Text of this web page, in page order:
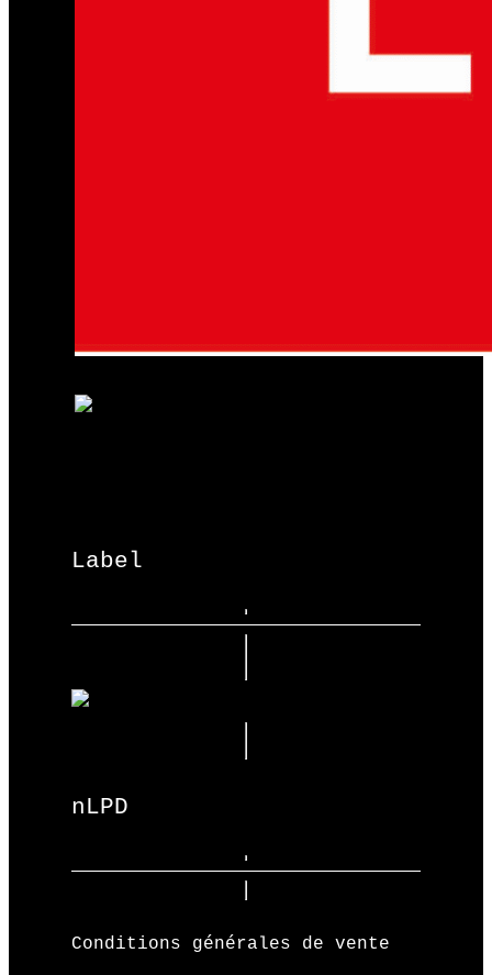
Label
nLPD
Conditions générales de vente